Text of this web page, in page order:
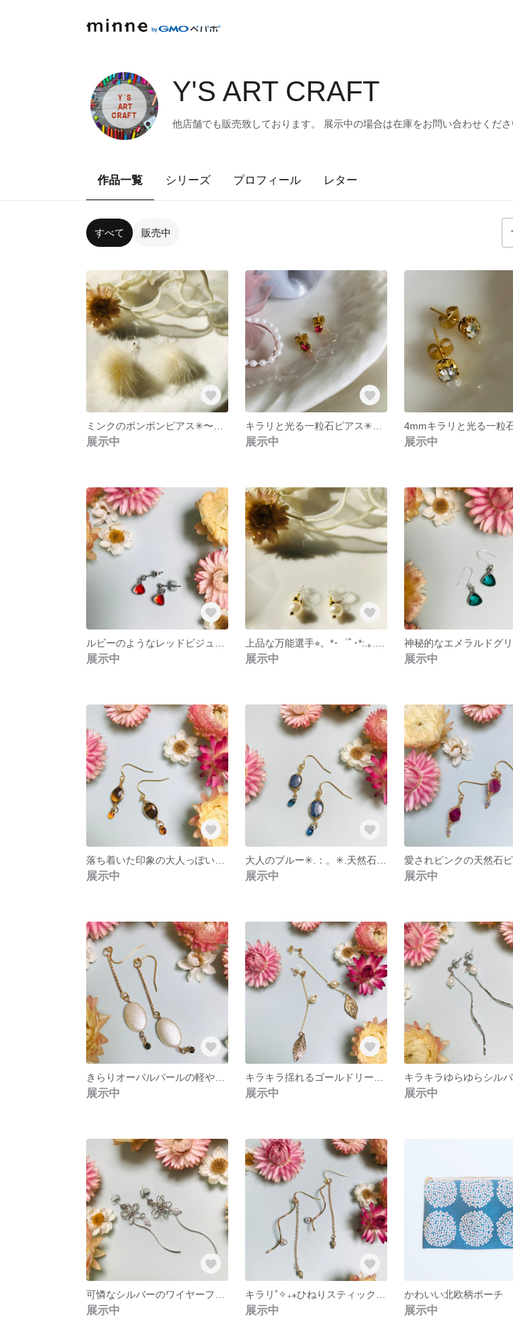
Y'S ART CRAFT
他店舗でも販売致しております。 展示中の場合は在庫をお問い合わせくださ
作品一覧 シリーズ プロフィール レター
すべて 販売中
展示中 展示中 展示中
展示中 展示中 展示中
展示中
大人のブルー✳︎.：。✳︎.天然石カイヤナイトのピアス
展示中
愛されピンクの天然石
展示中
展示中 展示中 展示中
展示中 展示中
かわいい北欧柄ポーチ
展示中